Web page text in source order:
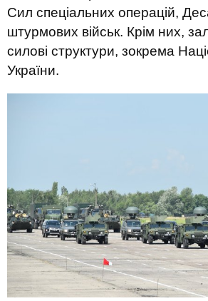
Сил спеціальних операцій,
штурмових військ. Крім них,
силові структури, зокрема
України.